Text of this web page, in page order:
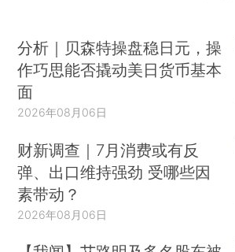
分析｜贝森特操盘稳日元，操
作巧思能否撬动美日货币基本
面
2026年08月06日
财新调查｜7月消费或有反
弹、出口维持强劲 受哪些因
素带动？
2026年08月06日